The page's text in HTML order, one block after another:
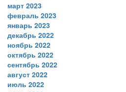
март 2023
февраль 2023
январь 2023
декабрь 2022
ноябрь 2022
октябрь 2022
сентябрь 2022
август 2022
июль 2022